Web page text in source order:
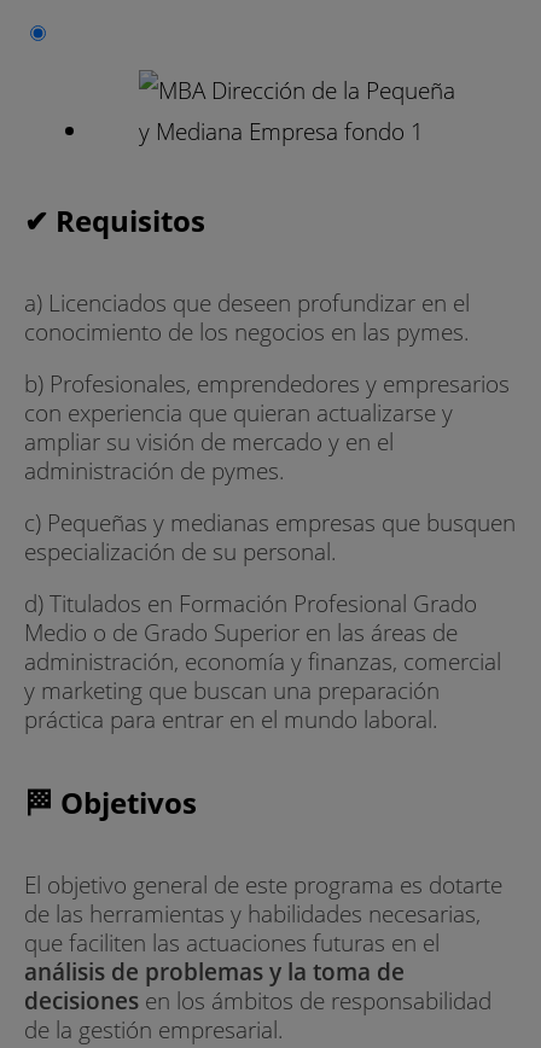
✔ Requisitos
a) Licenciados que deseen profundizar en el
conocimiento de los negocios en las pymes.
b) Profesionales, emprendedores y empresarios
con experiencia que quieran actualizarse y
ampliar su visión de mercado y en el
administración de pymes.
c) Pequeñas y medianas empresas que busquen
especialización de su personal.
d) Titulados en Formación Profesional Grado
Medio o de Grado Superior en las áreas de
administración, economía y finanzas, comercial
y marketing que buscan una preparación
práctica para entrar en el mundo laboral.
🏁 Objetivos
El objetivo general de este programa es dotarte
de las herramientas y habilidades necesarias,
que faciliten las actuaciones futuras en el
análisis de problemas y la toma de
decisiones en los ámbitos de responsabilidad
de la gestión empresarial.